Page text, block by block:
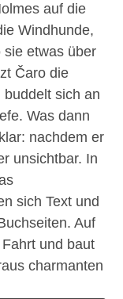
auf die
Windhunde,
sie etwas über
Čaro die
sich an
Was dann
nachdem er
unsichtbar. In
sich Text und
Auf
und baut
charmanten